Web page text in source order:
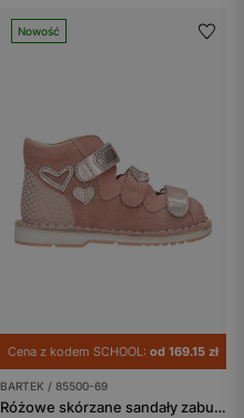
Nowość
Cena z kodem SCHOOL: od 169.15 zł
BARTEK / 85500-69
Różowe skórzane sandały zabudowane z obcasem Thomasa BARTEK 85500-69